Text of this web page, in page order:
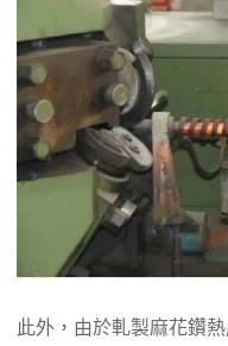
此外，由於軋製麻花鑽